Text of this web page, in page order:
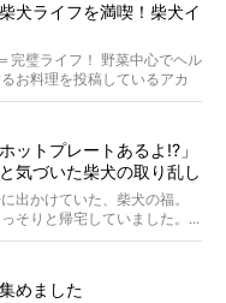
犬ライフを満喫！柴犬イ
完璧ライフ！ 野菜中心でヘル
お料理を投稿しているアカ
ットプレートあるよ!?」
気づいた柴犬の取り乱し
出かけていた、柴犬の福。
そりと帰宅していました。...
めました